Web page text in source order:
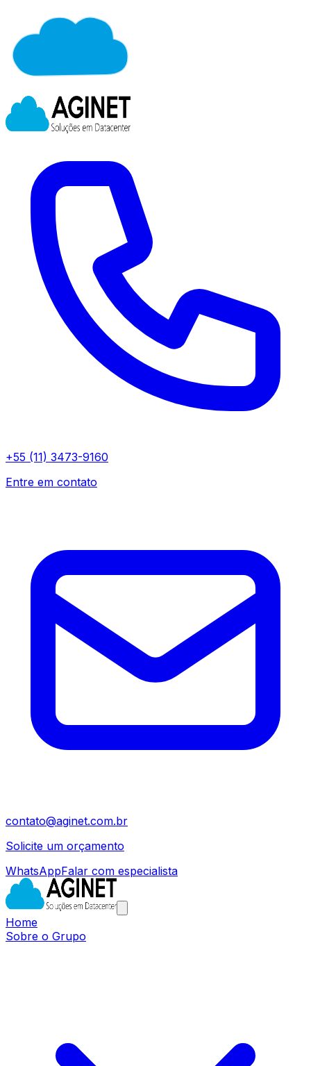
+55 (11) 3473-9160
Entre em contato
contato@aginet.com.br
Solicite um orçamento
WhatsAppFalar com especialista
Home
Sobre o Grupo